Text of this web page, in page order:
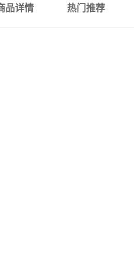
品详情 热门推荐